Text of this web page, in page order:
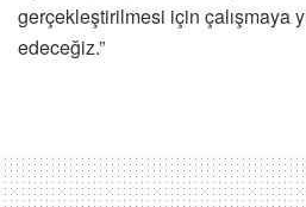
gerçekleştirilmesi için çalışmaya
edeceğiz.”